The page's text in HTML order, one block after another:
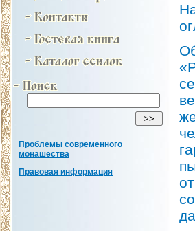
Проблемы современного
монашества
Правовая информация